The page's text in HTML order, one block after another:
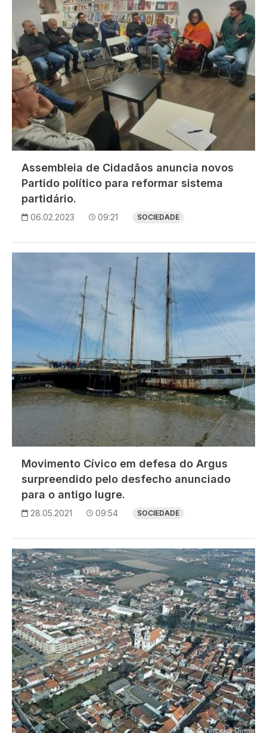
Assembleia de Cidadãos anuncia novos
Partido político para reformar sistema
partidário.
06.02.2023 09:21 SOCIEDADE
Movimento Cívico em defesa do Argus
surpreendido pelo desfecho anunciado
para o antigo lugre.
28.05.2021 09:54 SOCIEDADE
Imagem